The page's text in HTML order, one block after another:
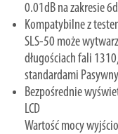
0.01dB na zakresie
Kompatybilne z
SLS-50 może
długościach fali
standardami
Bezpośrednie
LCD
Wartość mocy